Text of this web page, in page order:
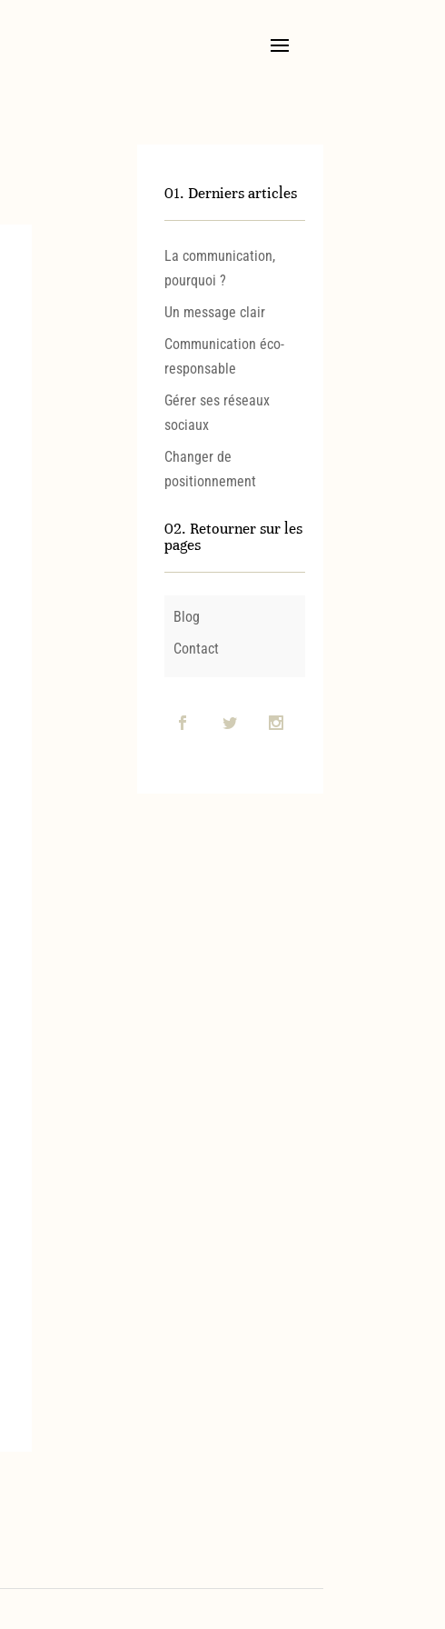
01. Derniers articles
La communication,
pourquoi ?
Un message clair
Communication éco-
responsable
Gérer ses réseaux
sociaux
Changer de
positionnement
02. Retourner sur les
pages
Blog
Contact